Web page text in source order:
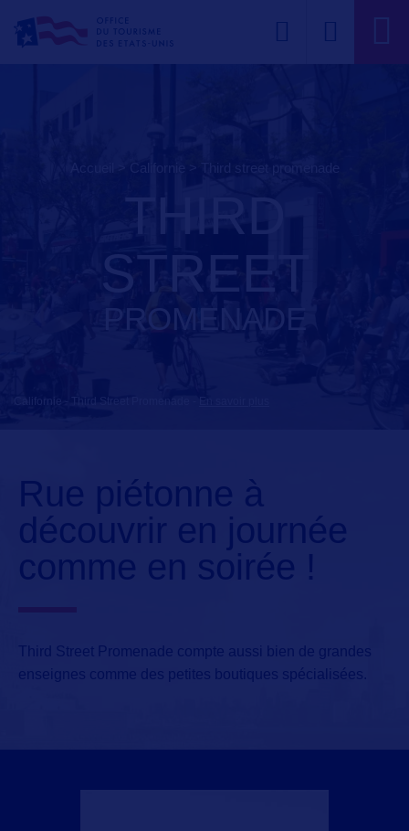
THIRD
STREET
PROMENADE
Rue piétonne à
découvrir en journée
comme en soirée !
Third Street Promenade compte aussi bien de grandes
enseignes comme des petites boutiques spécialisées.